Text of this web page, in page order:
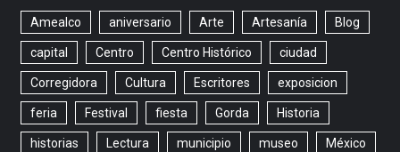
Amealco aniversario Arte Artesanía Blog
capital Centro Centro Histórico ciudad
Corregidora Cultura Escritores exposicion
feria Festival fiesta Gorda Historia
historias Lectura municipio museo México